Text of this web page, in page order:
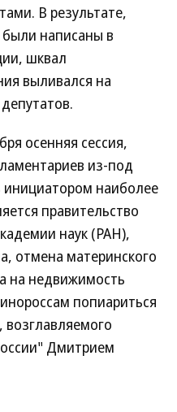
В результате,
написаны в
шквал
выливался на
осенняя сессия,
из-под
инициатором наиболее
правительство
наук (РАН),
отмена материнского
на недвижимость
попиариться
возглавляемого
Дмитрием